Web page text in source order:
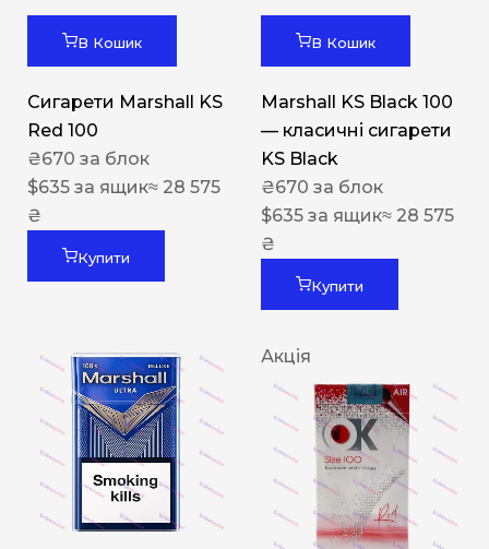
В Кошик
Сигарети Marshall KS
Red 100
₴670 за блок
$635 за ящик≈ 28 575
₴
Купити
В Кошик
Marshall KS Black 100
— класичні сигарети
KS Black
₴670 за блок
$635 за ящик≈ 28 575
₴
Купити
Акція